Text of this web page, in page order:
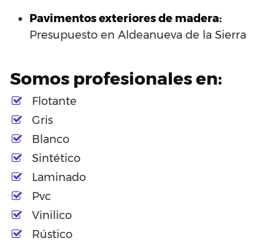
Pavimentos exteriores de madera:
Presupuesto en Aldeanueva de la Sierra
Somos profesionales en:
Flotante
Gris
Blanco
Sintético
Laminado
Pvc
Vinilico
Rústico